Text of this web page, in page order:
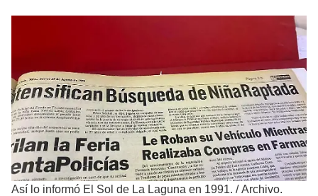
Así lo informó El Sol de La Laguna en 1991. /Archivo.